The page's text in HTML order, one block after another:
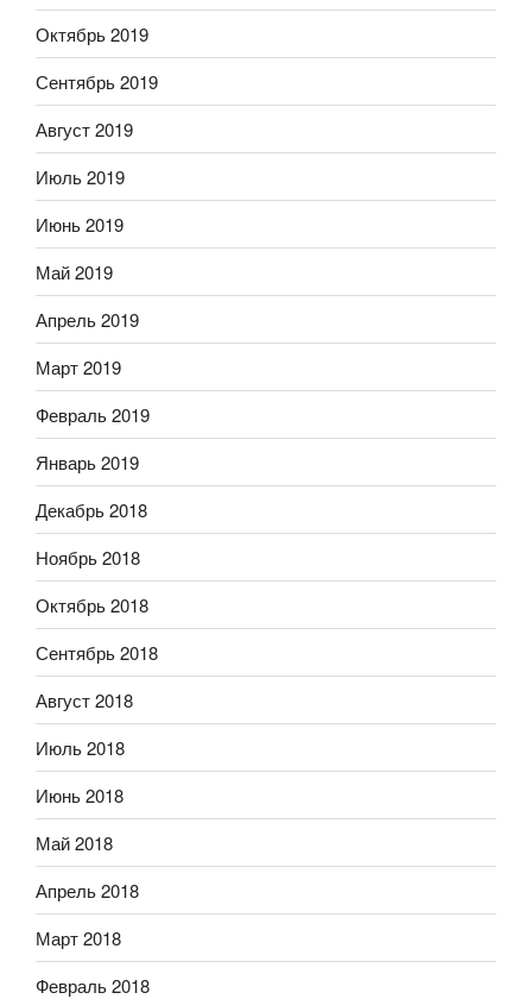
Октябрь 2019
Сентябрь 2019
Август 2019
Июль 2019
Июнь 2019
Май 2019
Апрель 2019
Март 2019
Февраль 2019
Январь 2019
Декабрь 2018
Ноябрь 2018
Октябрь 2018
Сентябрь 2018
Август 2018
Июль 2018
Июнь 2018
Май 2018
Апрель 2018
Март 2018
Февраль 2018